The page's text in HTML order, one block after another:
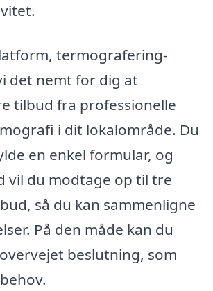
termografering-
det nemt for dig at
tilbud fra professionelle
i dit lokalområde. Du
en enkel formular, og
vil du modtage op til tre
så du kan sammenligne
På den måde kan du
beslutning, som